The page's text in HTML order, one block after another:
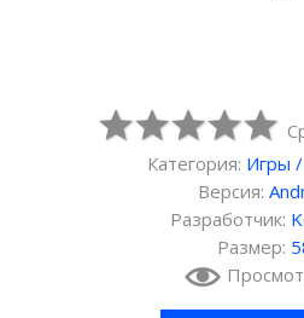
Категория: Игры /
Версия:
Разработчик:
Размер: